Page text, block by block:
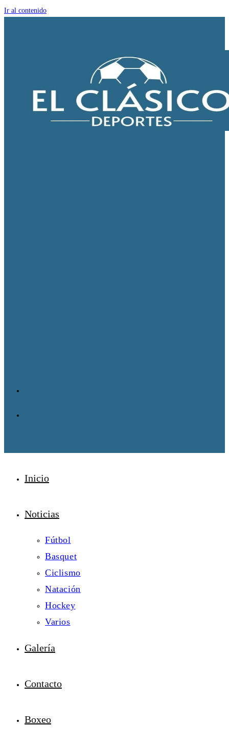
Ir al contenido
Inicio
Noticias
Fútbol
Basquet
Ciclismo
Natación
Hockey
Varios
Galería
Contacto
Boxeo